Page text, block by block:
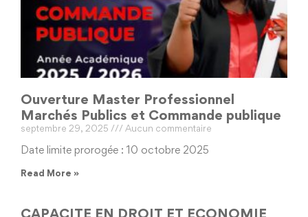
Ouverture Master Professionnel
Marchés Publics et Commande publique
septembre 29, 2025 Aucun commentaire
Date limite prorogée : 10 octobre 2025
Read More »
CAPACITE EN DROIT ET ECONOMIE